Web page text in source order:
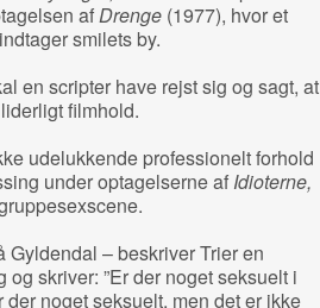
afDrenge(1977), hvor et
smilets by.
en scripter have rejst sig og sagt, at
filmhold.
udelukkende professionelt forhold
under optagelserne af Idioterne,
– beskriver Trier en
skriver: ”Er der noget seksuelt i
noget seksuelt, men det er ikke